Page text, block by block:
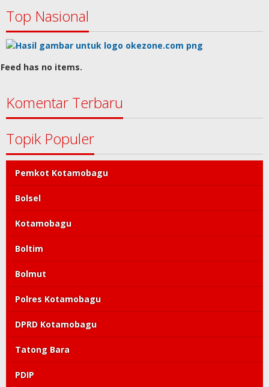
Top Nasional
Feed has no items.
Komentar Terbaru
Topik Populer
Pemkot Kotamobagu
Bolsel
Kotamobagu
Boltim
Bolmut
Polres Kotamobagu
DPRD Kotamobagu
Tatong Bara
PDIP